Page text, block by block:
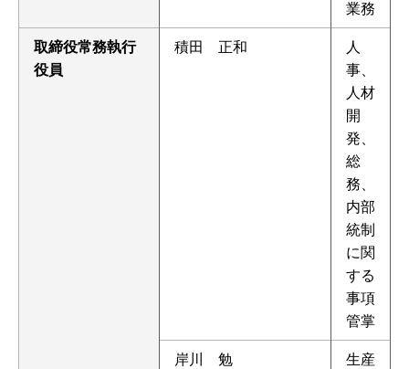
業務
取締役常務執行
役員
積田 正和
人
事、
人材
開
発、
総
務、
内部
統制
に関
する
事項
管掌
岸川 勉
生産